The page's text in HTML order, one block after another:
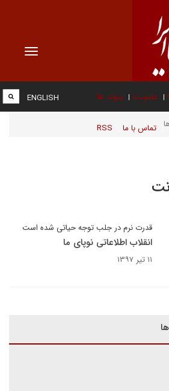
Toggle
عضویت پیوند ها
تماس با ما RSS
ENGLISH
قدرت نرم در جلب توجه حیاتی شده است
انقلاب اطلاعاتی نوپای ما
۱۱ تیر ۱۳۹۷